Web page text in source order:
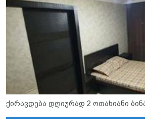
ქირავდება დღიურად 2 ოთახიანი